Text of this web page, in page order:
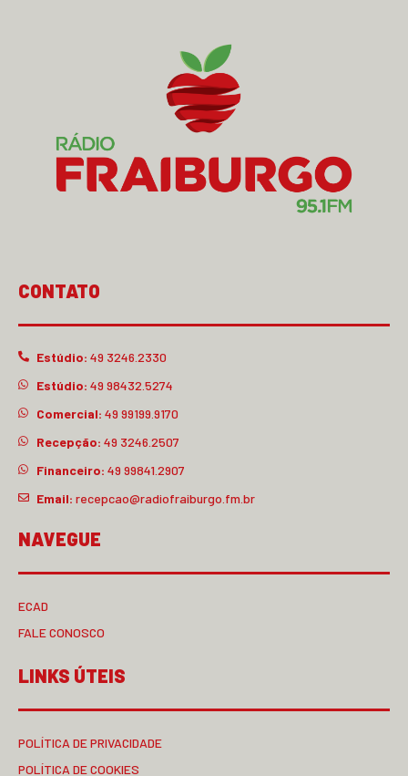
CONTATO
Estúdio: 49 3246.2330
Estúdio: 49 98432.5274
Comercial: 49 99199.9170
Recepção: 49 3246.2507
Financeiro: 49 99841.2907
Email: recepcao@radiofraiburgo.fm.br
NAVEGUE
ECAD
FALE CONOSCO
LINKS ÚTEIS
POLÍTICA DE PRIVACIDADE
POLÍTICA DE COOKIES